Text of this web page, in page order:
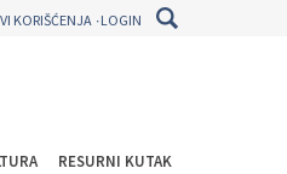
KORIŠĆENJA LOGIN
RESURNI KUTAK